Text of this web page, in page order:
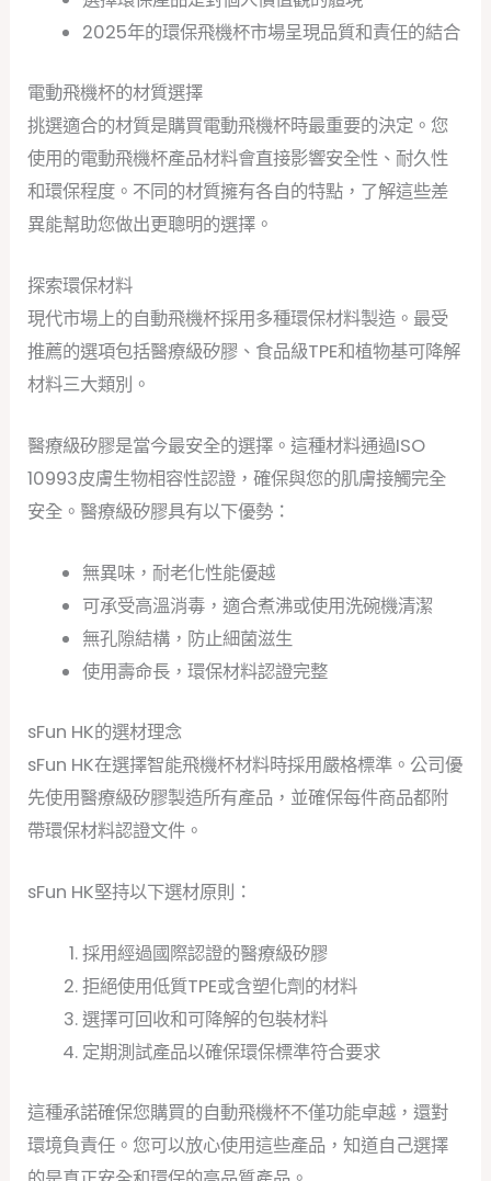
2025年的環保飛機杯市場呈現品質和責任的結合
電動飛機杯的材質選擇
挑選適合的材質是購買電動飛機杯時最重要的決定。您
使用的電動飛機杯產品材料會直接影響安全性、耐久性
和環保程度。不同的材質擁有各自的特點，了解這些差
異能幫助您做出更聰明的選擇。
探索環保材料
現代市場上的自動飛機杯採用多種環保材料製造。最受
推薦的選項包括醫療級矽膠、食品級TPE和植物基可降解
材料三大類別。
醫療級矽膠是當今最安全的選擇。這種材料通過ISO
10993皮膚生物相容性認證，確保與您的肌膚接觸完全
安全。醫療級矽膠具有以下優勢：
無異味，耐老化性能優越
可承受高溫消毒，適合煮沸或使用洗碗機清潔
無孔隙結構，防止細菌滋生
使用壽命長，環保材料認證完整
sFun HK的選材理念
sFun HK在選擇智能飛機杯材料時採用嚴格標準。公司優
先使用醫療級矽膠製造所有產品，並確保每件商品都附
帶環保材料認證文件。
sFun HK堅持以下選材原則：
採用經過國際認證的醫療級矽膠
拒絕使用低質TPE或含塑化劑的材料
選擇可回收和可降解的包裝材料
定期測試產品以確保環保標準符合要求
這種承諾確保您購買的自動飛機杯不僅功能卓越，還對
環境負責任。您可以放心使用這些產品，知道自己選擇